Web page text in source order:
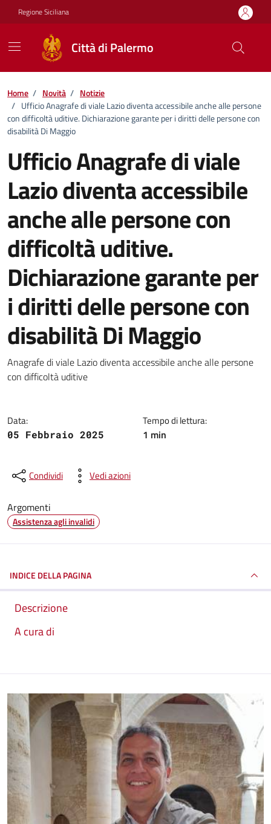
Vai ai contenuti
Vai al footer
Regione Siciliana
Città di Palermo
Home / Novità / Notizie
/ Ufficio Anagrafe di viale Lazio diventa accessibile anche alle persone
con difficoltà uditive. Dichiarazione garante per i diritti delle persone con
disabilità Di Maggio
Ufficio Anagrafe di viale
Lazio diventa accessibile
anche alle persone con
difficoltà uditive.
Dichiarazione garante per
i diritti delle persone con
disabilità Di Maggio
Dettagli della notizia
Anagrafe di viale Lazio diventa accessibile anche alle persone
con difficoltà uditive
Data:
05 Febbraio 2025
Tempo di lettura:
1 min
Condividi Vedi azioni
Argomenti
Assistenza agli invalidi
INDICE DELLA PAGINA
Descrizione
A cura di